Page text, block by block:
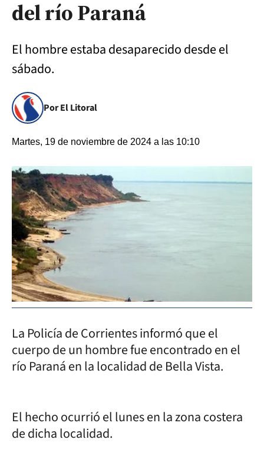
del río Paraná
El hombre estaba desaparecido desde el
sábado.
Por El Litoral
Martes, 19 de noviembre de 2024 a las 10:10
La Policía de Corrientes informó que el
cuerpo de un hombre fue encontrado en el
río Paraná en la localidad de Bella Vista.
El hecho ocurrió el lunes en la zona costera
de dicha localidad.